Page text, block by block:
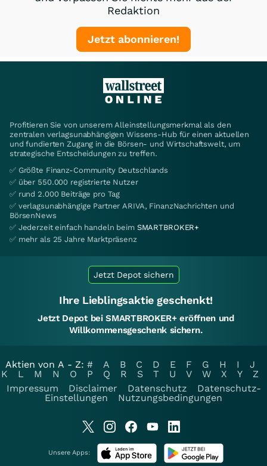
Redaktion
Jetzt abonnieren!
Profitieren Sie von unserem Alleinstellungsmerkmal als den
zentralen verlagsunabhängigen Wissens-Hub für einen aktuellen
und fundierten Zugang in die Börsen- und Wirtschaftswelt, um
strategische Entscheidungen zu treffen.
✅ Größte Finanz-Community Deutschlands
✅ über 550.000 registrierte Nutzer
✅ rund 2.000 Beiträge pro Tag
✅ verlagsunabhängige Partner ARIVA, FinanzNachrichten und
BörsenNews
✅ Jederzeit einfach handeln beim SMARTBROKER+
✅ mehr als 25 Jahre Marktpräsenz
Jetzt Depot sichern
Ihre Lieblingsaktie geschenkt!
Jetzt Depot bei SMARTBROKER+ eröffnen und
Willkommensgeschenk sichern.
Aktien von A - Z: # A B C D E F G H I
J
K
L M N O P Q R S T U V W X Y
Z
Impressum
Disclaimer Datenschutz
Datenschutz-
Einstellungen
Nutzungsbedingungen
Unsere Apps: